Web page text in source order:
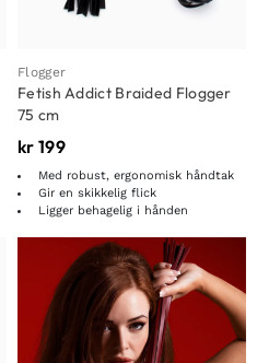
Flogger
Fetish Addict Braided Flogger
75 cm
kr 199
Med robust, ergonomisk håndtak
Gir en skikkelig flick
Ligger behagelig i hånden